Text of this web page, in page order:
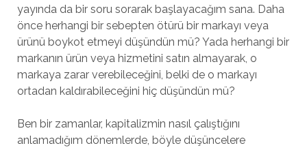
yayında da bir soru sorarak başlayacağım sana. Daha
önce herhangi bir sebepten ötürü bir markayı veya
ürünü boykot etmeyi düşündün mü? Yada herhangi bir
markanın ürün veya hizmetini satın almayarak, o
markaya zarar verebileceğini, belki de o markayı
ortadan kaldırabileceğini hiç düşündün mü?
Ben bir zamanlar, kapitalizmin nasıl çalıştığını
anlamadığım dönemlerde, böyle düşüncelere